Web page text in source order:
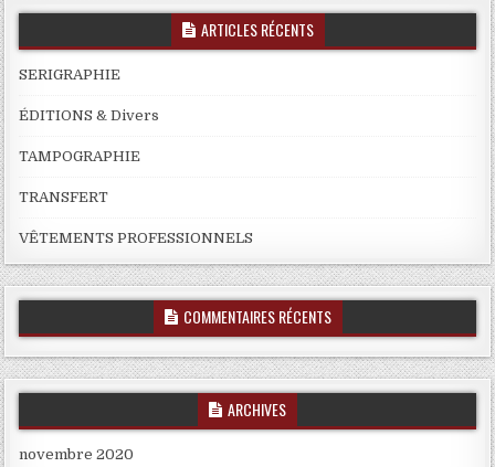
ARTICLES RÉCENTS
SERIGRAPHIE
ÉDITIONS & Divers
TAMPOGRAPHIE
TRANSFERT
VÊTEMENTS PROFESSIONNELS
COMMENTAIRES RÉCENTS
ARCHIVES
novembre 2020